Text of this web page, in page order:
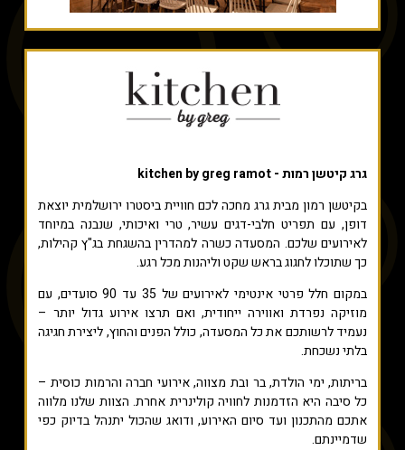
גרג קיטשן רמות - kitchen by greg ramot
בקיטשן רמון מבית גרג מחכה לכם חוויית ביסטרו ירושלמית יוצאת
דופן, עם תפריט חלבי-דגים עשיר, טרי ואיכותי, שנבנה במיוחד
לאירועים שלכם. המסעדה כשרה למהדרין בהשגחת בג"ץ קהילות,
כך שתוכלו לחגוג בראש שקט וליהנות מכל רגע.
במקום חלל פרטי אינטימי לאירועים של 35 עד 90 סועדים, עם
מוזיקה נפרדת ואווירה ייחודית, ואם תרצו אירוע גדול יותר –
נעמיד לרשותכם את כל המסעדה, כולל הפנים והחוץ, ליצירת חגיגה
בלתי נשכחת.
בריתות, ימי הולדת, בר ובת מצווה, אירועי חברה והרמות כוסית –
כל סיבה היא הזדמנות לחוויה קולינרית אחרת. הצוות שלנו מלווה
אתכם מהתכנון ועד סיום האירוע, ודואג שהכול יתנהל בדיוק כפי
שדמיינתם.